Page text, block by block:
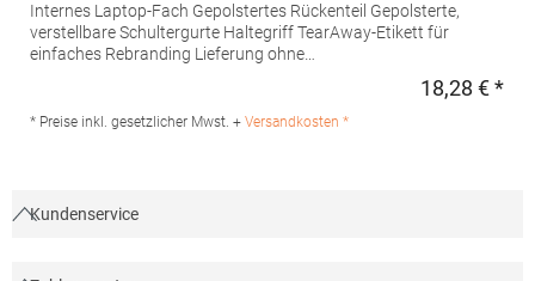
Internes Laptop-Fach Gepolstertes Rückenteil Gepolsterte,
verstellbare Schultergurte Haltegriff TearAway-Etikett für
einfaches Rebranding Lieferung ohne
Produktsicherheit: Herstellernummer:BG195Beechfield Brands
Europe B.V., Posthoornstraat 17, 301 IWD Rotterdam, The
18,28 € *
* Preise inkl. gesetzlicher Mwst. + Versandkosten *
Kundenservice